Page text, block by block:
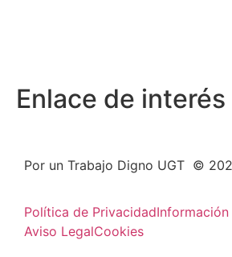
Enlace de interés
Por un Trabajo Digno UGT ©
Política de Privacidad
Aviso LegalCookies